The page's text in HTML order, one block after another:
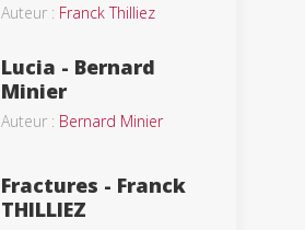
Auteur : Franck Thilliez
Lucia - Bernard
Minier
Auteur : Bernard Minier
Fractures - Franck
THILLIEZ